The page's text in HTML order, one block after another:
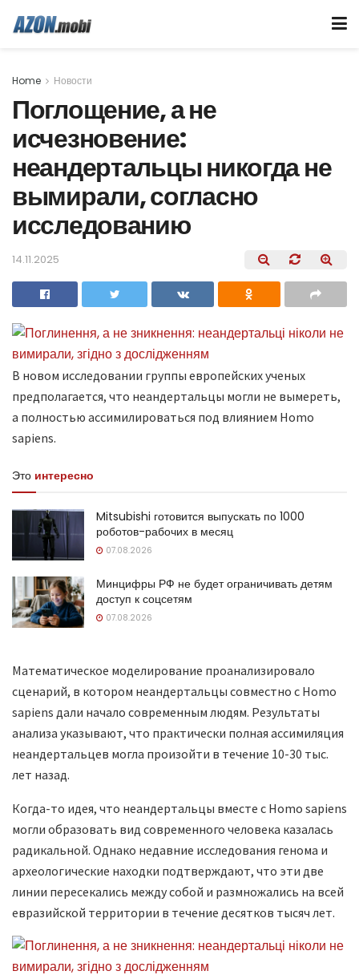
Home Новости
Поглощение, а не
исчезновение:
неандертальцы никогда не
вымирали, согласно
исследованию
14.11.2025
В новом исследовании группы европейских ученых
предполагается, что неандертальцы могли не вымереть,
а полностью ассимилироваться под влиянием Homo
sapiens.
Это интересно
Mitsubishi готовится выпускать по 1000
роботов-рабочих в месяц
07.08.2026
Минцифры РФ не будет ограничивать детям
доступ к соцсетям
07.08.2026
Математическое моделирование проанализировало
сценарий, в котором неандертальцы совместно с Homo
sapiens дали начало современным людям. Результаты
анализа указывают, что практически полная ассимиляция
неандертальцев могла произойти в течение 10-30 тыс.
лет назад.
Когда-то идея, что неандертальцы вместе с Homo sapiens
могли образовать вид современного человека казалась
радикальной. Однако недавние исследования генома и
археологические находки подтверждают, что эти две
линии пересекались между собой и размножались на всей
евразийской территории в течение десятков тысяч лет.